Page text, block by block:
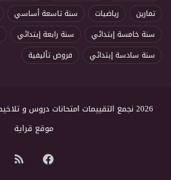
تمارين
رياضيات سنة تاسعة أساسي
سنة خامسة إبتدائي
سنة رابعة إبتدائي
سنة سادسة إبتدائي
فروض تأليفية
2026 نجمع التقييمات امتحانات دروس و تلاخيص لكل المستويات |
موقع قراية
فيسبوك